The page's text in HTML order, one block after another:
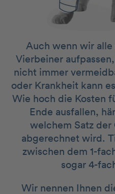
Auch wenn wir alle
Vierbeiner
nicht immer
oder Krankheit kann
Wie hoch die Kosten
Ende ausfallen,
welchem Satz der
abgerechnet wird.
zwischen dem 1-
sogar 4-
Wir nennen Ihnen